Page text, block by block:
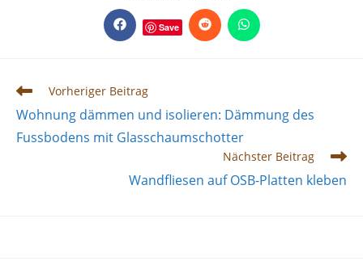
INHALT
TEILEN
Öffnet
in
Save Öffnet
in
Öffnet
in
Weitere
Artikel
ansehen
Vorheriger Beitrag
Wohnung dämmen und isolieren: Dämmung des
Fussbodens mit Glasschaumschotter
Nächster Beitrag
Wandfliesen auf OSB-Platten kleben